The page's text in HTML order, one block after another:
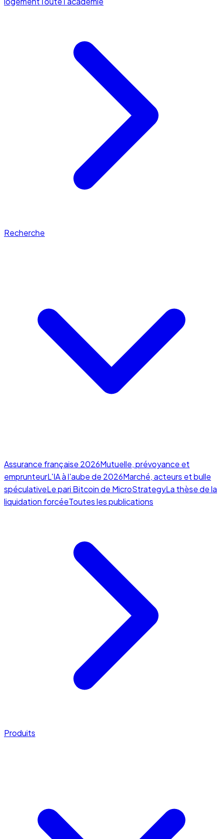
Recherche
Assurance française 2026Mutuelle, prévoyance et
emprunteurL'IA à l'aube de 2026Marché, acteurs et bulle
spéculativeLe pari Bitcoin de MicroStrategyLa thèse de la
liquidation forcéeToutes les publications
Produits